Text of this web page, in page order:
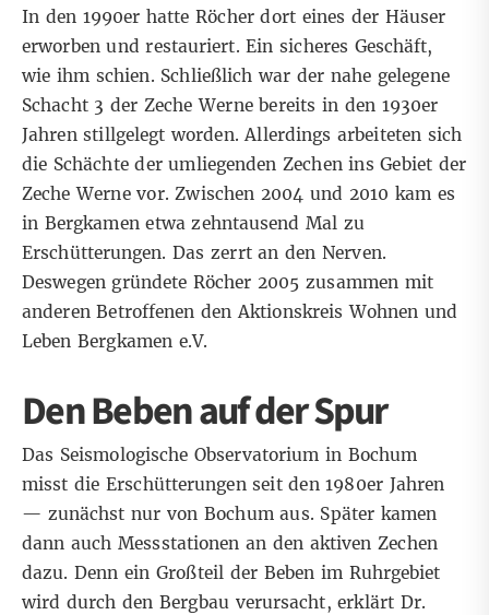
In den 1990er hatte Röcher dort eines der Häuser
erworben und restauriert. Ein sicheres Geschäft,
wie ihm schien. Schließlich war der nahe gelegene
Schacht 3 der Zeche Werne bereits in den 1930er
Jahren stillgelegt worden. Allerdings arbeiteten sich
die Schächte der umliegenden Zechen ins Gebiet der
Zeche Werne vor. Zwischen 2004 und 2010 kam es
in Bergkamen etwa zehntausend Mal zu
Erschütterungen. Das zerrt an den Nerven.
Deswegen gründete Röcher 2005 zusammen mit
anderen Betroffenen denAktionskreis Wohnen und
Leben Bergkamen e.V.
Den Beben auf der Spur
Das Seismologische Observatorium in Bochum
misst die Erschütterungen seit den 1980er Jahren
— zunächst nur von Bochum aus. Später kamen
dann auch Messstationen an den aktiven Zechen
dazu. Denn ein Großteil der Beben im Ruhrgebiet
wird durch den Bergbau verursacht, erklärt Dr.